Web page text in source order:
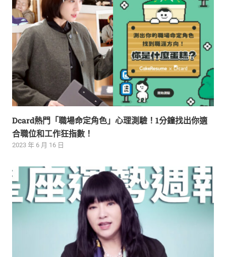
Dcard熱門「職場命定角色」心理測驗！1分鐘找出你適
合職位和工作狂指數！
2023 年 6 月 16 日